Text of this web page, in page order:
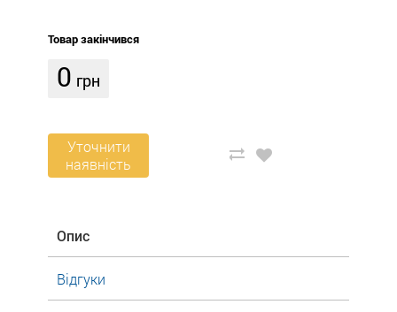
Товар закінчився
0 грн
Уточнити
наявність
Опис
Відгуки